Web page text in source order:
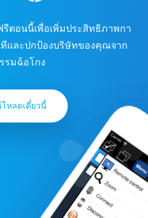
ตอนนี้เพื่อเพิ่มประสิทธิภาพกา
และปกป้องบริษัทของคุณจาก
รมฉ้อโกง
หลดเดี๋ยวนี้